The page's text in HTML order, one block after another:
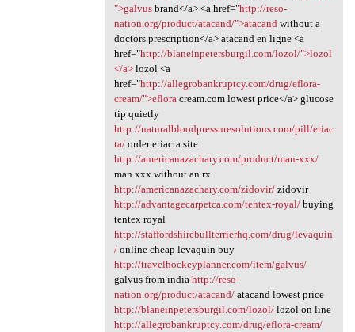
">galvusbrand</a> <a href="http://reso-
nation.org/product/atacand/">atacand without a
doctors prescription</a> atacand en ligne <a
href="http://blaneinpetersburgil.com/lozol/">lozol
</a>lozol <a
href="http://allegrobankruptcy.com/drug/eflora-
cream/">eflora cream.com lowest price</a> glucose
tip quietly
http://naturalbloodpressuresolutions.com/pill/eriac
ta/order eriacta site
http://americanazachary.com/product/man-xxx/
man xxx without an rx
http://americanazachary.com/zidovir/zidovir
http://advantagecarpetca.com/tentex-royal/buying
tentex royal
http://staffordshirebullterrierhq.com/drug/levaquin
/online cheap levaquin buy
http://travelhockeyplanner.com/item/galvus/
galvus from india http://reso-
nation.org/product/atacand/atacand lowest price
http://blaneinpetersburgil.com/lozol/lozol on line
http://allegrobankruptcy.com/drug/eflora-cream/